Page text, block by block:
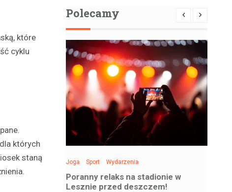
które
cyklu
których
staną
Polecamy
Święto
Joga Sport Wydarzenia
Poranny relaks na stadionie w
Lesznie przed deszczem!